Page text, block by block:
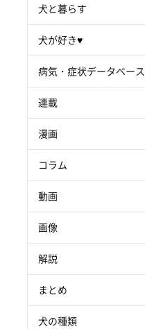
犬と暮らす
犬が好き♥
病気・症状データベース
連載
漫画
コラム
動画
画像
解説
まとめ
犬の種類